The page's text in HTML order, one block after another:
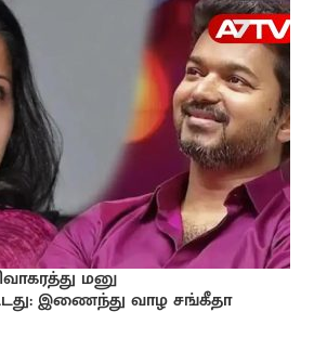
மனு
இணைந்து வாழ சங்கீதா